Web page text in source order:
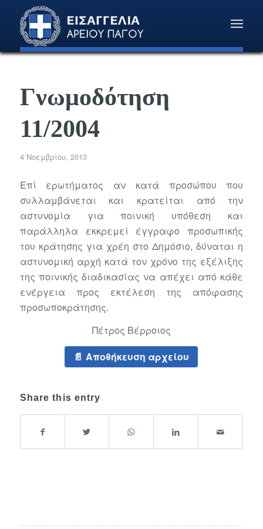
Γνωμοδότηση
11/2004
4 Νοεμβρίου, 2013
Επί ερωτήματος αν κατά προσώπου που
συλλαμβάνεται και κρατείται από την
αστυνομία για ποινική υπόθεση και
παράλληλα εκκρεμεί έγγραφο προσωπικής
του κράτησης για χρέη στο Δημόσιο, δύναται η
αστυνομική αρχή κατά τον χρόνο της εξέλιξης
της ποινικής διαδικασίας να απέχει από κάθε
ενέργεια προς εκτέλεση της απόφασης
προσωποκράτησης.
Πέτρος Βέρροιος
Αποθήκευση αρχείου
Share this entry